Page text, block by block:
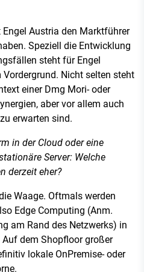
Austria den Marktführer
Speziell die Entwicklung
steht für Engel
Nicht selten steht
einer Dmg Mori- oder
aber vor allem auch
erwarten sind.
in der Cloud oder eine
Server: Welche
derzeit eher?
Waage. Oftmals werden
Edge Computing (Anm.
am Rand des Netzwerks) in
dem Shopfloor großer
lokale OnPremise- oder